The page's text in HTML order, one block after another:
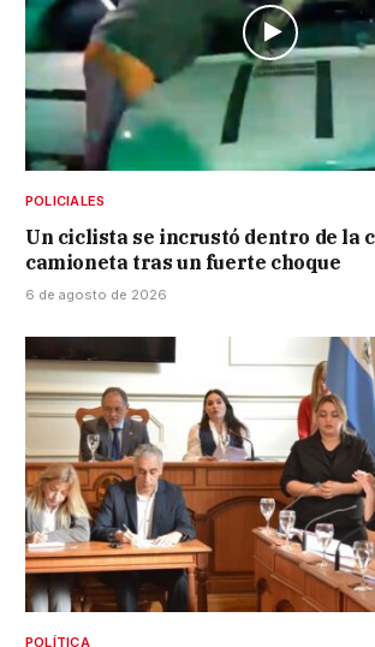
POLICIALES
Un ciclista se incrustó dentro de la
camioneta tras un fuerte choque
6 de agosto de 2026
POLÍTICA